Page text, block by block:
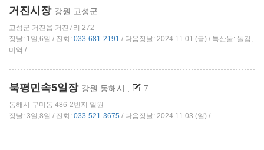
거진시장 강원 고성군
고성군 거진읍 거진7리 272
장날: 1일,6일 / 전화: 033-681-2191 / 다음장날: 2024.11.01 (금) / 특산물: 돌김,
미역 /
북평민속5일장 강원 동해시 , 7
동해시 구미동 486-2번지 일원
장날: 3일,8일 / 전화: 033-521-3675 / 다음장날: 2024.11.03 (일) /